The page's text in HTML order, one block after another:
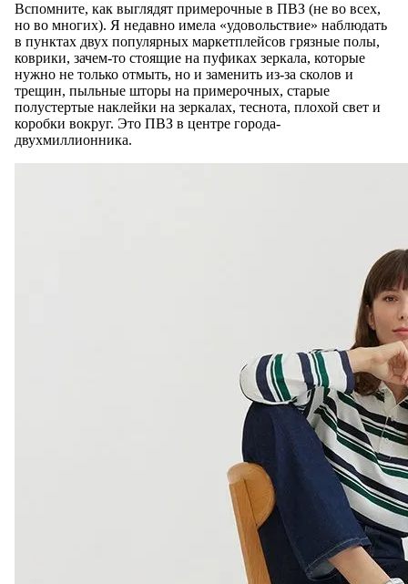
Вспомните, как выглядят примерочные в ПВЗ (не во всех,
но во многих). Я недавно имела «удовольствие» наблюдать
в пунктах двух популярных маркетплейсов грязные полы,
коврики, зачем-то стоящие на пуфиках зеркала, которые
нужно не только отмыть, но и заменить из-за сколов и
трещин, пыльные шторы на примерочных, старые
полустертые наклейки на зеркалах, теснота, плохой свет и
коробки вокруг. Это ПВЗ в центре города-
двухмиллионника.